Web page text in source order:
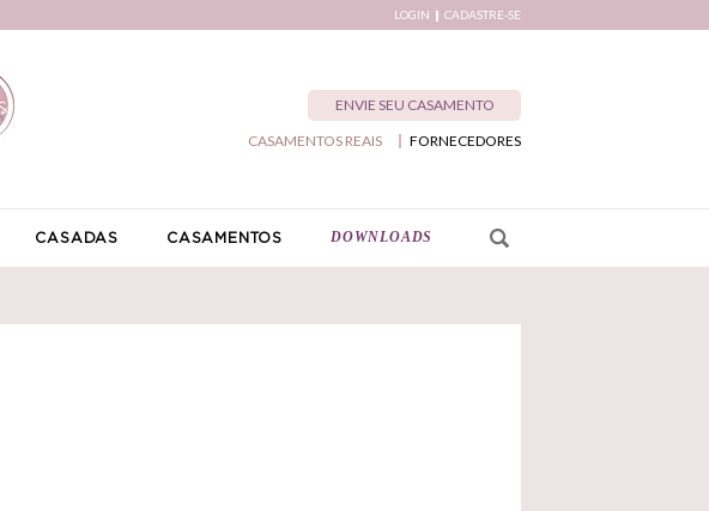
LOGIN CADASTRE-SE
ENVIE SEU CASAMENTO
FORNECEDORES
CASAMENTOS REAIS
CASADAS CASAMENTOS DOWNLOADS